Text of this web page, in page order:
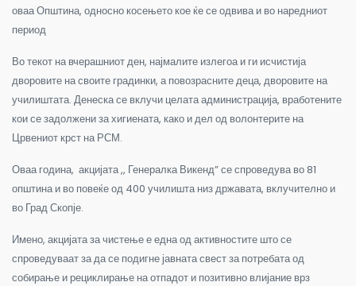
оваа Општина, односно косењето кое ќе се одвива и во наредниот
период
Во текот на вчерашниот ден, најмалите излегоа и ги исчистија
дворовите на своите градинки, а повозрасните деца, дворовите на
училиштата. Денеска се вклучи целата администрација, вработените
кои се задолжени за хигиената, како и дел од волонтерите на
Црвениот крст на РСМ.
Оваа година, акцијата ,, Генералка Викенд” се спроведува во 81
општина и во повеќе од 400 училишта низ државата, вклучително и
во Град Скопје.
Имено, акцијата за чистење е една од активностите што се
спроведуваат за да се подигне јавната свест за потребата од
собирање и рециклирање на отпадот и позитивно влијание врз